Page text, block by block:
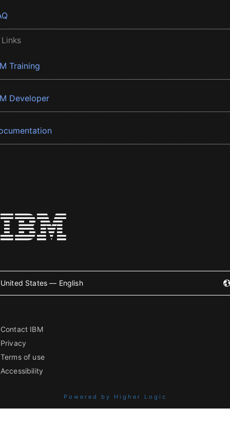
Training
Developer
United States — English
Contact IBM
Privacy
Terms of use
Accessibility
Powered by Higher Logic